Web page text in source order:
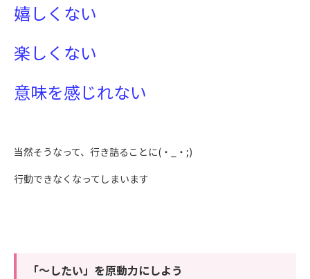
嬉しくない
楽しくない
意味を感じれない
当然そうなって、行き詰ることに(・_・;)
行動できなくなってしまいます
「～したい」を原動力にしよう